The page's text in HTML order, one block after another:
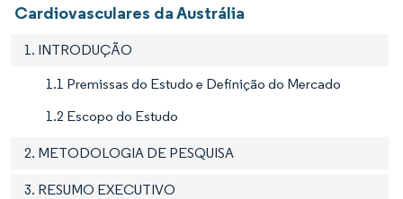
Cardiovasculares da Austrália
1. INTRODUÇÃO
1.1 Premissas do Estudo e Definição do Mercado
1.2 Escopo do Estudo
2. METODOLOGIA DE PESQUISA
3. RESUMO EXECUTIVO